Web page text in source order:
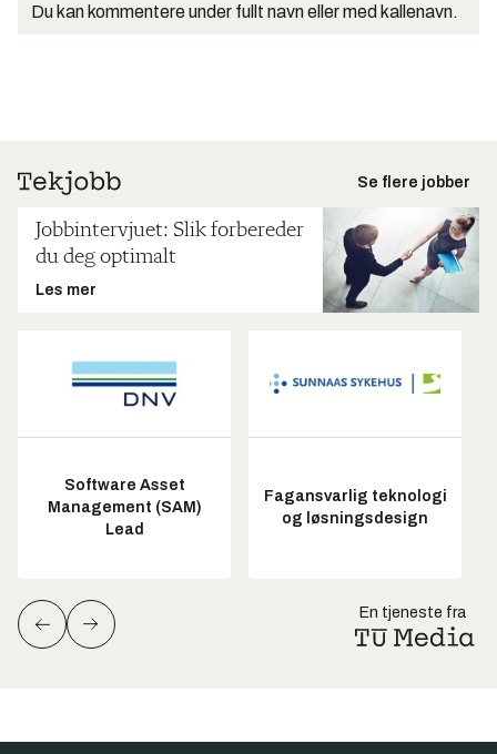
Du kan kommentere under fullt navn eller med kallenavn.
Se flere jobber
Jobbintervjuet: Slik forbereder
du deg optimalt
Les mer
Software Asset
Management (SAM)
Lead
Fagansvarlig teknologi
og løsningsdesign
En tjeneste fra